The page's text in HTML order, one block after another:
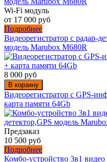
Wi-Fi модуль
от 17 000 руб
Подробнее
Видеорегистратор с радар-
модель Marubox M680R
8 000 руб
В корзину
Видеорегистратор с GPS-
карта памяти 64Gb
Предзаказ
10 500 руб
Подробнее
Комбо-устройство 3в1 видео